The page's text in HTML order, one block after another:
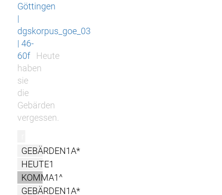
Göttingen
|
dgskorpus_goe_03
| 46-
60f
Heute
haben
sie
die
Gebärden
vergessen.
GEBÄRDEN1A*
HEUTE1
KOMMA1^
GEBÄRDEN1A*